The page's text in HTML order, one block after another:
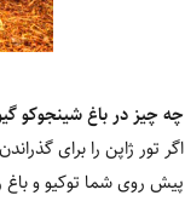
چه چیز در باغ شینجوکو
اگر تور ژاپن را برای
پیش روی شما توکیو و